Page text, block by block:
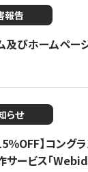
報告
及びホームペー
らせ
％OFF】コング
サービス「